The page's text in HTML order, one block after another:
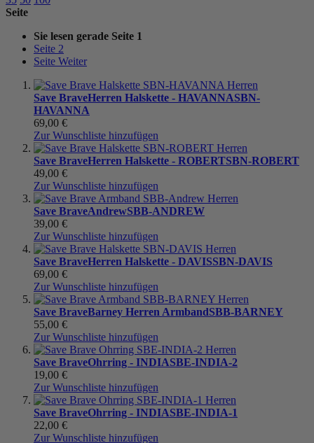
Seite
Sie lesen gerade Seite 1
Seite 2
Seite Weiter
Save BraveHerren Halskette - HAVANNASBN-
HAVANNA
69,00 €
Zur Wunschliste hinzufügen
Save BraveHerren Halskette - ROBERTSBN-ROBERT
49,00 €
Zur Wunschliste hinzufügen
Save BraveAndrewSBB-ANDREW
39,00 €
Zur Wunschliste hinzufügen
Save BraveHerren Halskette - DAVISSBN-DAVIS
69,00 €
Zur Wunschliste hinzufügen
Save BraveBarney Herren ArmbandSBB-BARNEY
55,00 €
Zur Wunschliste hinzufügen
Save BraveOhrring - INDIASBE-INDIA-2
19,00 €
Zur Wunschliste hinzufügen
Save BraveOhrring - INDIASBE-INDIA-1
22,00 €
Zur Wunschliste hinzufügen